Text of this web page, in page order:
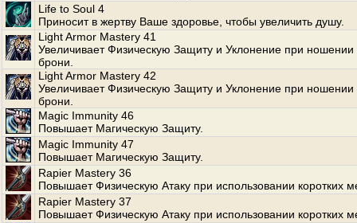
Life to Soul 4
Приносит в жертву Ваше здоровье, чтобы увеличить душу.
Light Armor Mastery 41
Увеличивает Физическую Защиту и Уклонение при ношении
брони.
Light Armor Mastery 42
Увеличивает Физическую Защиту и Уклонение при ношении
брони.
Magic Immunity 46
Повышает Магическую Защиту.
Magic Immunity 47
Повышает Магическую Защиту.
Rapier Mastery 36
Повышает Физическую Атаку при использовании коротких
Rapier Mastery 37
Повышает Физическую Атаку при использовании коротких